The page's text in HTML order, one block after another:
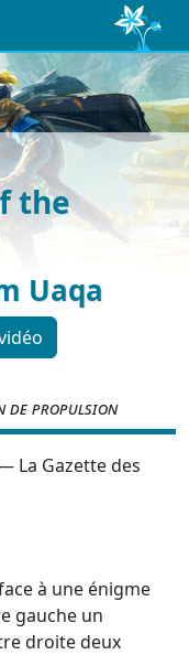
the
Uaqa
de propulsion
La Gazette des
à une énigme
gauche un
droite deux